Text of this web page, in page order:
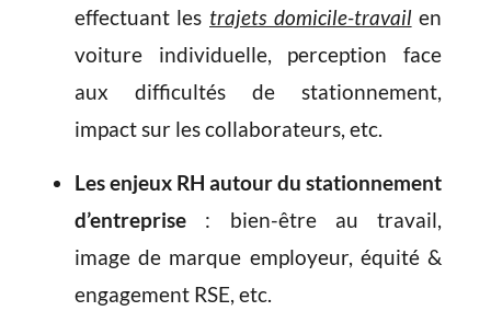
effectuant les trajets domicile-travailen
voiture individuelle, perception face
aux difficultés de stationnement,
impact sur les collaborateurs, etc.
Les enjeux RH autour du stationnement
d’entreprise : bien-être au travail,
image de marque employeur, équité &
engagement RSE, etc.